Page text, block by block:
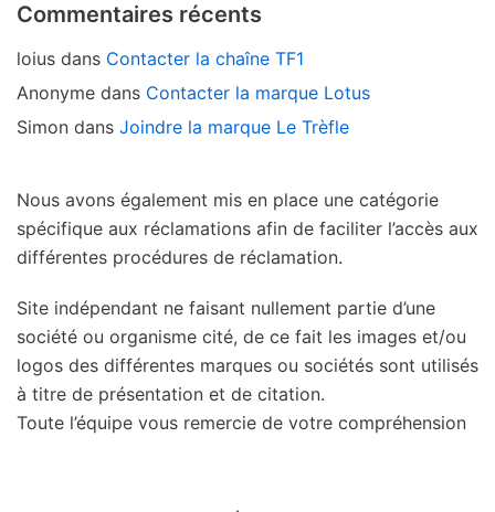
Commentaires récents
loius dans Contacter la chaîne TF1
Anonyme dans Contacter la marque Lotus
Simon dans Joindre la marque Le Trèfle
Nous avons également mis en place une catégorie
spécifique aux réclamations afin de faciliter l’accès aux
différentes procédures de réclamation.
Site indépendant ne faisant nullement partie d’une
société ou organisme cité, de ce fait les images et/ou
logos des différentes marques ou sociétés sont utilisés
à titre de présentation et de citation.
Toute l’équipe vous remercie de votre compréhension